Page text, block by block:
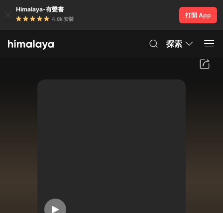
Himalaya-有聲書
4.8k 安裝
打開 App
探索